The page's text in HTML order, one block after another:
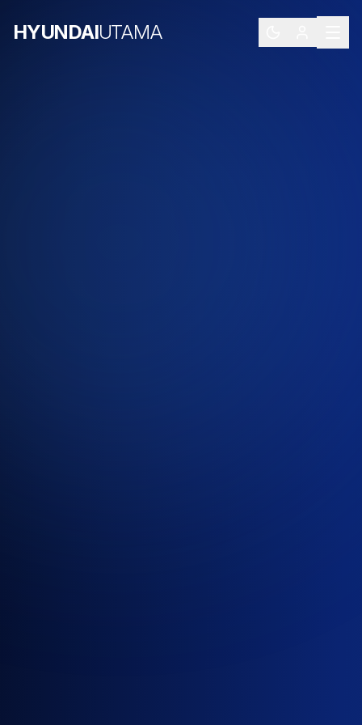
HYUNDAIUTAMA